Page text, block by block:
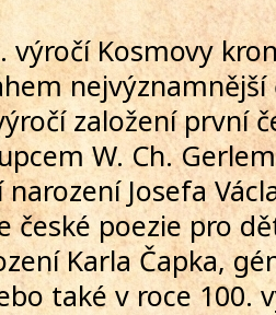
výročí Kosmovy
nejvýznamnější
založení první
W. Ch.
Josefa
české poezie pro
Karla Čapka,
také v roce 100.